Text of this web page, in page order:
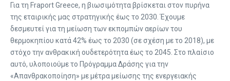
Για τη Fraport Greece, η βιωσιμότητα βρίσκεται στον πυρήνα
της εταιρικής μας στρατηγικής έως το 2030. Έχουμε
δεσμευτεί για τη μείωση των εκπομπών αερίων του
θερμοκηπίου κατά 42% έως το 2030 (σε σχέση με το 2018), με
στόχο την ανθρακική ουδετερότητα έως το 2045. Στο πλαίσιο
αυτό, υλοποιούμε το Πρόγραμμα Δράσης για την
«Απανθρακοποίηση» με μέτρα μείωσης της ενεργειακής